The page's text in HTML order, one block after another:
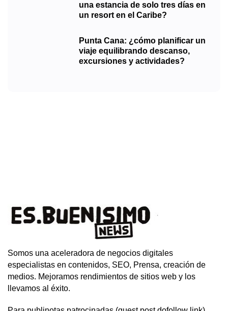
una estancia de solo tres días en
un resort en el Caribe?
Punta Cana: ¿cómo planificar un
viaje equilibrando descanso,
excursiones y actividades?
Somos una aceleradora de negocios digitales
especialistas en contenidos, SEO, Prensa, creación de
medios. Mejoramos rendimientos de sitios web y los
llevamos al éxito.